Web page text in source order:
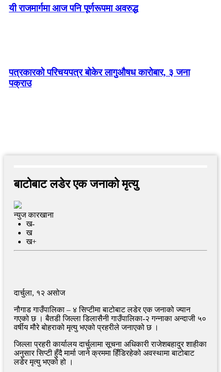
यी राजमार्गमा आज पनि पूर्णरूपमा अवरुद्ध
पत्रकारको परिचयपत्र बोकेर लागुऔषध कारोबार, ३ जना
पक्राउ
बाटोबाट लडेर एक जनाको मृत्यु
न्युज कारखाना
ख-
ख
ख+
दार्चुला, १२ असोज
नौगाड गाउँपालिका – ४ सिप्टीमा बाटोबाट लडेर एक जनाको ज्यान
गएको छ । बैतडी जिल्ला डिलासैनी गाउँपालिका-२ गन्नाका अन्दाजी ५०
वर्षीय मौरे बोहराको मृत्यु भएको प्रहरीले जनाएको छ ।
जिल्ला प्रहरी कार्यालय दार्चुलामा सूचना अधिकारी राजेशबहादुर शाहीका
अनुसार सिप्टी हुँदै मार्मा जाने क्रममा हिँडिरहेको अवस्थामा बाटोबाट
लडेर मृत्यु भएको हो ।